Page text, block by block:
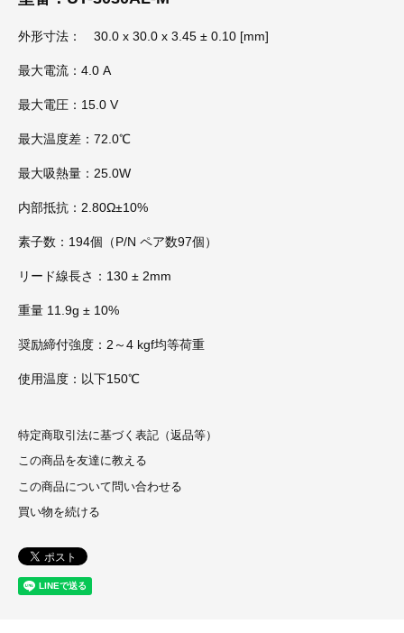
外形寸法： 30.0 x 30.0 x 3.45 ± 0.10 [mm]
最大電流：4.0 A
最大電圧：15.0 V
最大温度差：72.0℃
最大吸熱量：25.0W
内部抵抗：2.80Ω±10%
素子数：194個（P/N ペア数97個）
リード線長さ：130 ± 2mm
重量 11.9g ± 10%
奨励締付強度：2～4 kgf均等荷重
使用温度：以下150℃
特定商取引法に基づく表記（返品等）
この商品を友達に教える
この商品について問い合わせる
買い物を続ける